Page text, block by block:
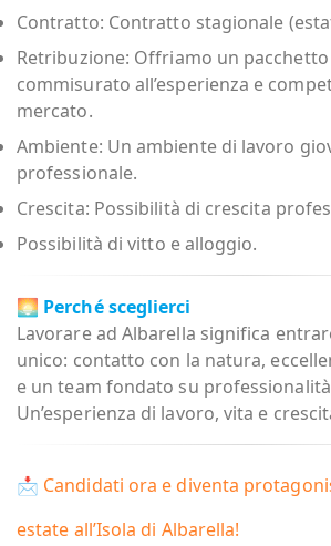
Contratto: Contratto stagionale
Retribuzione: Offriamo un
commisurato all’esperienza e
mercato.
Ambiente: Un ambiente di lavoro
professionale.
Crescita: Possibilità di crescita
Possibilità di vitto e alloggio.
🌅 Perché sceglierci
Lavorare ad Albarella significa
unico: contatto con la natura,
e un team fondato su
Un’esperienza di lavoro, vita e
📩 Candidati ora e diventa
estate all’Isola di Albarella!